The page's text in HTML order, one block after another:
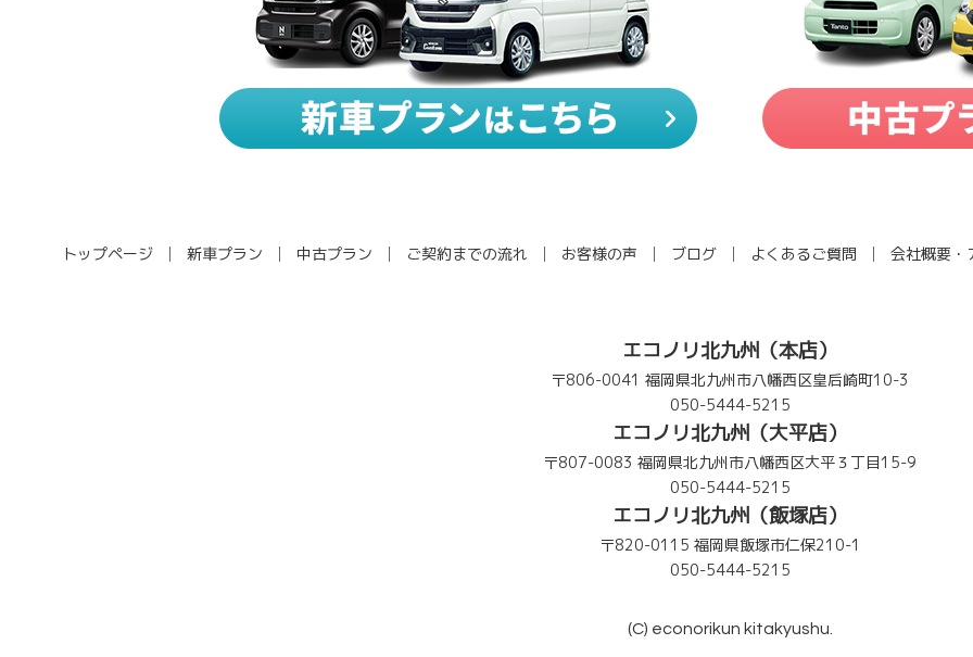
トップページ 新車プラン 中古プラン ご契約までの流れ お客様の声 ブログ よくあるご質問 会社概要・
エコノリ北九州（本店）
〒806-0041 福岡県北九州市八幡西区皇后崎町10-3
050-5444-5215
エコノリ北九州（大平店）
〒807-0083 福岡県北九州市八幡西区大平３丁目15-9
050-5444-5215
エコノリ北九州（飯塚店）
〒820-0115 福岡県飯塚市仁保210-1
050-5444-5215
(C) econorikun kitakyushu.